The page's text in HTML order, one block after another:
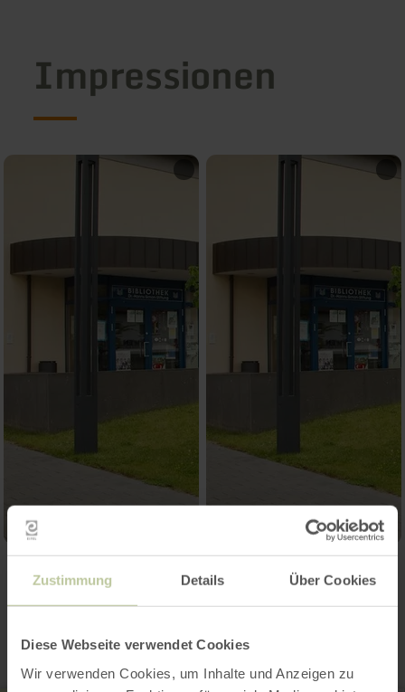
Zustimmung Details Über Cookies
Diese Webseite verwendet Cookies
Wir verwenden Cookies, um Inhalte und Anzeigen zu
Impressionen
Kontakt